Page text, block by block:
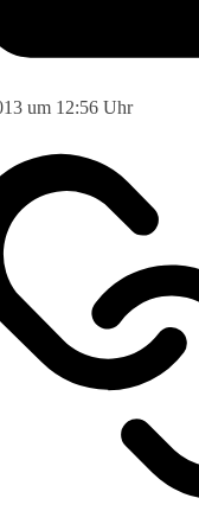
um 12:56 Uhr